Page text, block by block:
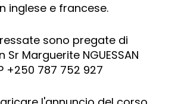
inglese e francese.
sono pregate di
Marguerite NGUESSAN
+250 787 752 927